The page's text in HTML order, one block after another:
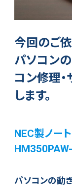
今回のご
パソコン
コン修理
します。
NEC製ノー
パソコンの動